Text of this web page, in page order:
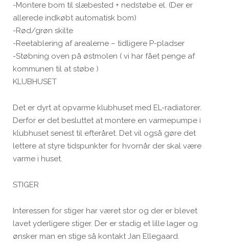
-Montere bom til slæbested + nedstøbe el. (Der er
allerede indkøbt automatisk bom)
-Rød/grøn skilte
-Reetablering af arealerne – tidligere P-pladser
-Støbning oven på østmolen ( vi har fået penge af
kommunen til at støbe )
KLUBHUSET
Det er dyrt at opvarme klubhuset med EL-radiatorer.
Derfor er det besluttet at montere en varmepumpe i
klubhuset senest til efteråret. Det vil også gøre det
lettere at styre tidspunkter for hvornår der skal være
varme i huset.
STIGER
Interessen for stiger har været stor og der er blevet
lavet yderligere stiger. Der er stadig et lille lager og
ønsker man en stige så kontakt Jan Ellegaard.